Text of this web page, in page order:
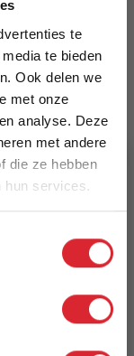
te
te bieden
Ook delen we
met onze
analyse. Deze
met andere
die ze hebben
hun services.
zit-